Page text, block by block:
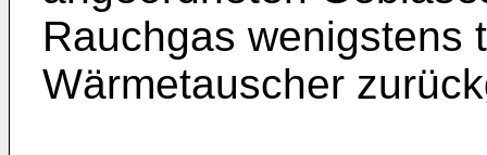
Rauchgas wenigstens
Wärmetauscher